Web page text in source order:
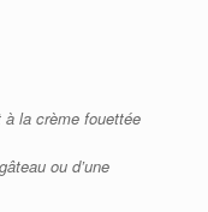
la crème fouettée
ou d’une